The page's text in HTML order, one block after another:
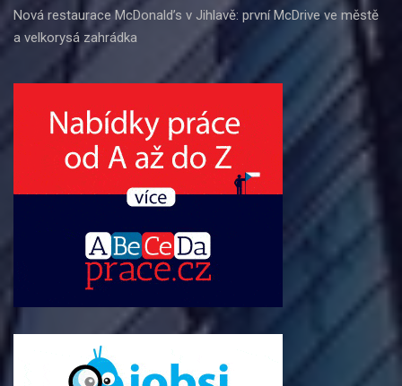
Nová restaurace McDonald’s v Jihlavě: první McDrive ve městě
a velkorysá zahrádka